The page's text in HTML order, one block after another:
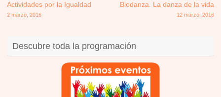
Actividades por la Igualdad
2 marzo, 2016
Biodanza. La danza de la vida
12 marzo, 2016
Descubre toda la programación